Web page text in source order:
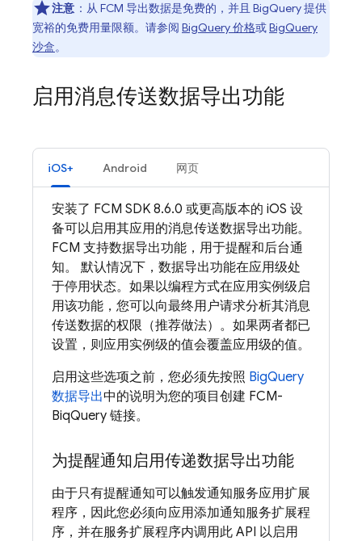
注意 ：从 FCM 导出数据是免费的，并且 BigQuery提供
宽裕的免费用量限额。请参阅 BigQuery 价格或BigQuery
沙盒。
启用消息传送数据导出功能
iOS+ Android 网页
安装了 FCM SDK 8.6.0 或更高版本的 iOS 设
备可以启用其应用的消息传送数据导出功能。
FCM 支持数据导出功能，用于提醒和后台通
知。 默认情况下，数据导出功能在应用级处
于停用状态。 如果以编程方式在应用实例级启
用该功能，您可以向最终用户请求分析其消息
传送数据的权限（推荐做法）。 如果两者都已
设置，则应用实例级的值会覆盖应用级的值。
启用这些选项之前，您必须先按照 BigQuery
数据导出中的说明为您的项目创建 FCM-
BiqQuery 链接。
为提醒通知启用传递数据导出功能
由于只有提醒通知可以触发通知服务应用扩展
程序，因此您必须向应用添加通知服务扩展程
序，并在服务扩展程序内调用此 API 以启用